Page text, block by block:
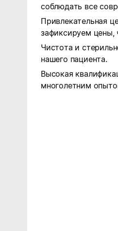
соблюдать все
Привлекательная
зафиксируем цены,
Чистота и
нашего пациента.
Высокая
многолетним